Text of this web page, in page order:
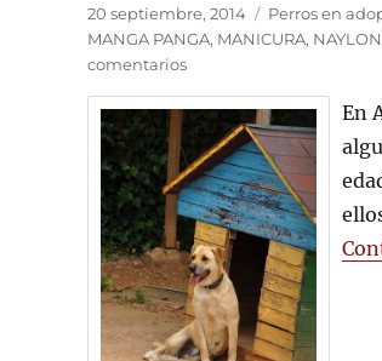
Publicado
el
20 septiembre, 2014 Categorías
Perros en
MANGA PANGA, MANICURA, NAYLON
comentariosen
Veteranos
En